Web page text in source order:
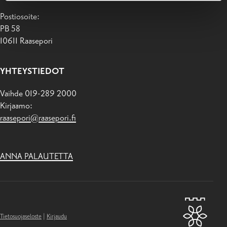
Postiosoite:
PB 58
10611 Raasepori
YHTEYSTIEDOT
Vaihde 019-289 2000
Kirjaamo:
raasepori@raasepori.fi
ANNA PALAUTETTA
Tietosuojaseloste Kirjaudu